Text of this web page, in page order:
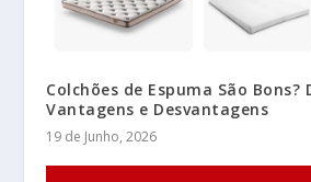
Colchões de Espuma São Bons?
Vantagens e Desvantagens
19 de Junho, 2026